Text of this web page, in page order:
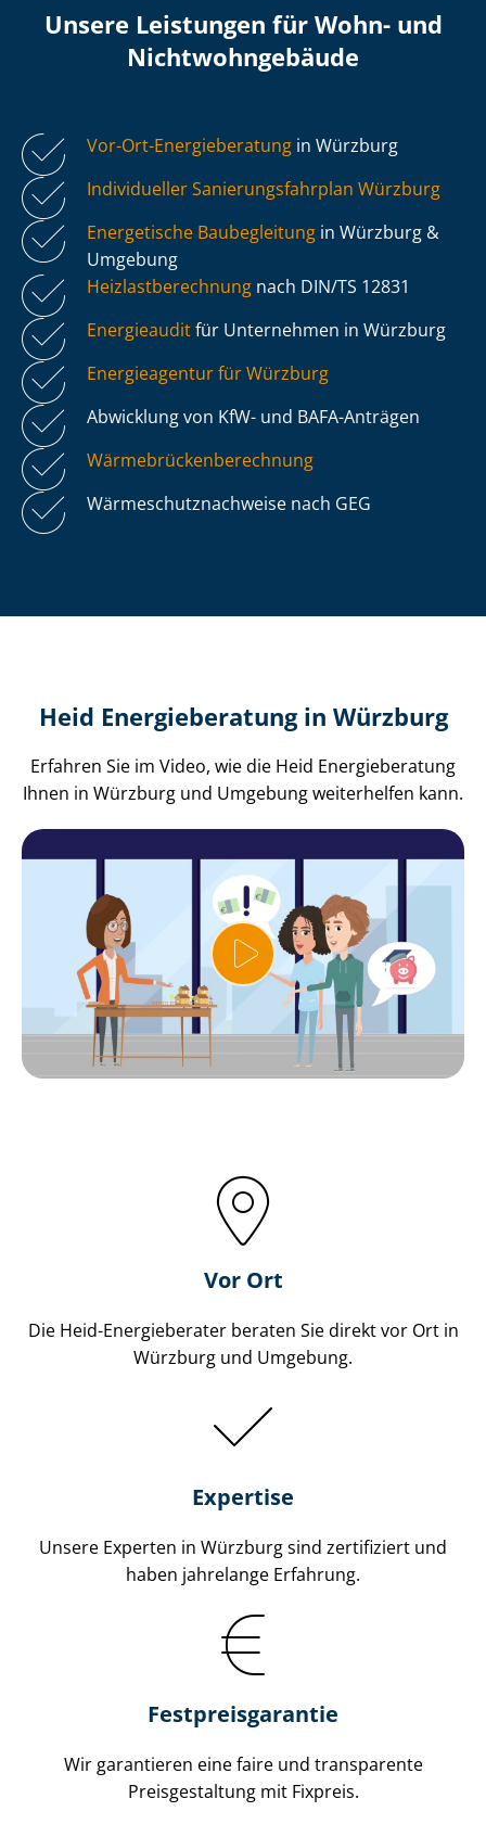
Unsere Leistungen für Wohn- und
Nicht­wohn­ge­bäu­de
Vor-Ort-Energieberatung in Würzburg
Individueller Sa­nie­rungs­fahr­plan Würzburg
Energetische Baubegleitung in Würzburg &
Umgebung
Heiz­last­be­rech­nung nach DIN/TS 12831
Energieauditfür Unternehmen in Würzburg
Energieagentur für Würzburg
Abwicklung von KfW- und BAFA-Anträgen
Wär­me­brü­cken­be­rech­nung
Wär­me­schutz­nach­wei­se nach GEG
Heid Energieberatung in Würzburg
Erfahren Sie im Video, wie die Heid Energieberatung
Ihnen in Würzburg und Umgebung weiterhelfen kann.
Vor Ort
Die Heid-Energieberater beraten Sie direkt vor Ort in
Würzburg und Umgebung.
Expertise
Unsere Experten in Würzburg sind zertifiziert und
haben jahrelange Erfahrung.
Fest­preis­ga­ran­tie
Wir garantieren eine faire und transparente
Preisgestaltung mit Fixpreis.